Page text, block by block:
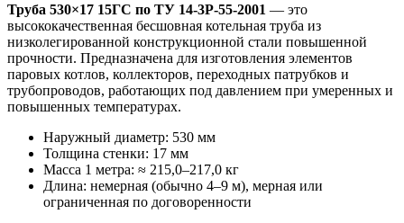
Труба 530×17 15ГС по ТУ 14-3Р-55-2001 — это
высококачественная бесшовная котельная труба из
низколегированной конструкционной стали повышенной
прочности. Предназначена для изготовления элементов
паровых котлов, коллекторов, переходных патрубков и
трубопроводов, работающих под давлением при умеренных и
повышенных температурах.
Наружный диаметр: 530 мм
Толщина стенки: 17 мм
Масса 1 метра: ≈ 215,0–217,0 кг
Длина: немерная (обычно 4–9 м), мерная или
ограниченная по договоренности